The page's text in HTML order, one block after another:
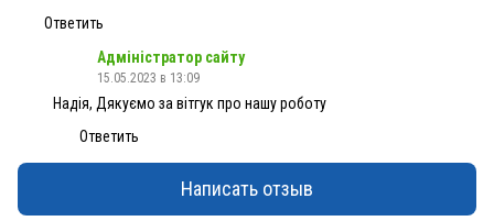
Ответить
Адміністратор сайту
15.05.2023 в 13:09
Надія, Дякуємо за вітгук про нашу роботу
Ответить
Написать отзыв